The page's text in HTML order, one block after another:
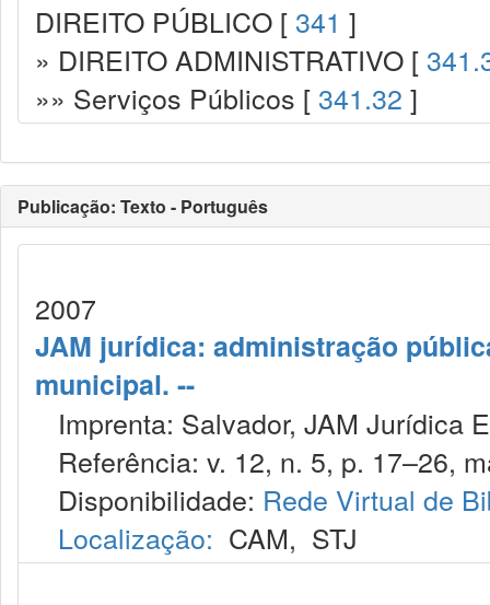
DIREITO PÚBLICO [ 341 ]
» DIREITO ADMINISTRATIVO [
»» Serviços Públicos [ 341.32 ]
Publicação: Texto - Português
2007
JAM jurídica: administração
municipal. --
Imprenta: Salvador, JAM Jurídica
Referência: v. 12, n. 5, p. 17–26,
Disponibilidade: Rede Virtual de
Localização: CAM, STJ